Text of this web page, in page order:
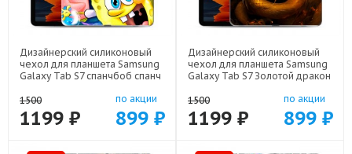
Дизайнерский силиконовый
чехол для планшета Samsung
Galaxy Tab S7 спанчбоб спанч
1500
1199 ₽
по акции
899 ₽
Дизайнерский силиконовый
чехол для планшета Samsung
Galaxy Tab S7 Золотой дракон
1500
1199 ₽
по акции
899 ₽